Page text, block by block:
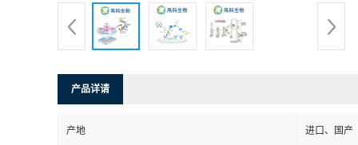
产品详请
产地 进口、国产